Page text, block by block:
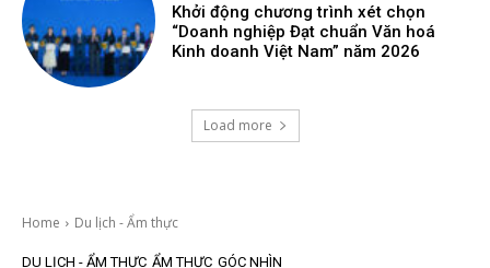
Khởi động chương trình xét chọn
“Doanh nghiệp Đạt chuẩn Văn hoá
Kinh doanh Việt Nam” năm 2026
Load more